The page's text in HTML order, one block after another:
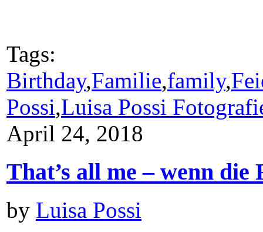
Tags:
Birthday,Familie,family,
Possi,Luisa Possi
April 24, 2018
That’s all me – wenn
by Luisa Possi